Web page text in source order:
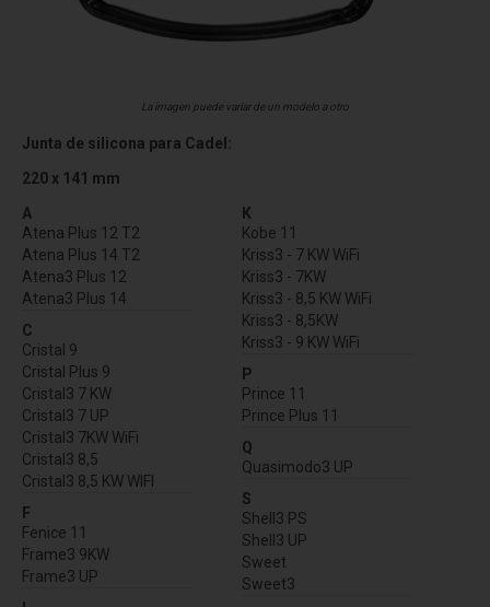
La imagen puede variar de un modelo a otro
Junta de silicona para Cadel:
220 x 141 mm
A
Atena Plus 12 T2
Atena Plus 14 T2
Atena3 Plus 12
Atena3 Plus 14
C
Cristal 9
Cristal Plus 9
Cristal3 7 KW
Cristal3 7 UP
Cristal3 7KW WiFi
Cristal3 8,5
Cristal3 8,5 KW WIFI
F
Fenice 11
Frame3 9KW
Frame3 UP
K
Kobe 11
Kriss3 - 7 KW WiFi
Kriss3 - 7KW
Kriss3 - 8,5 KW WiFi
Kriss3 - 8,5KW
Kriss3 - 9 KW WiFi
P
Prince 11
Prince Plus 11
Q
Quasimodo3 UP
S
Shell3 PS
Shell3 UP
Sweet
Sweet3